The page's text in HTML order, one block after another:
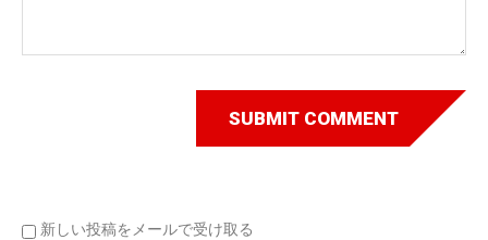
新しい投稿をメールで受け取る